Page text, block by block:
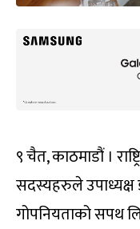
९ चैत, काठमाडौं ।
सदस्यहरुले उपाध्यक्ष
गोपनियताको सपथ